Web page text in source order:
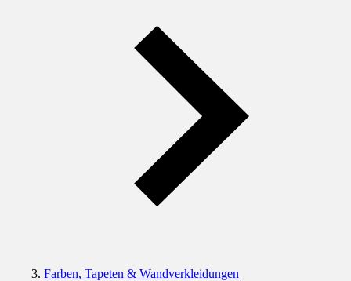
Farben, Tapeten & Wandverkleidungen